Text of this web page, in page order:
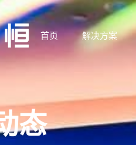
首页 解决方案
态